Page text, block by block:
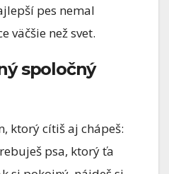
pes nemal
väčšie než svet.
spoločný
ktorý cítiš aj chápeš:
psa, ktorý ťa